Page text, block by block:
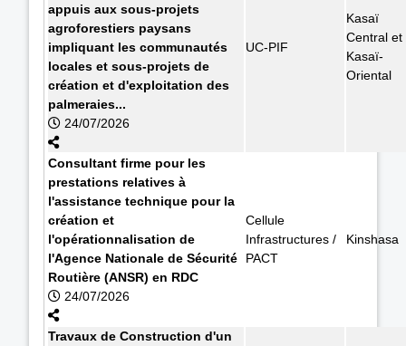
appuis aux sous-projets
agroforestiers paysans
impliquant les communautés
locales et sous-projets de
création et d'exploitation des
palmeraies...
24/07/2026
UC-PIF
Kasaï
Central et
Kasaï-
Oriental
Consultant firme pour les
prestations relatives à
l'assistance technique pour la
création et
l'opérationnalisation de
l'Agence Nationale de Sécurité
Routière (ANSR) en RDC
24/07/2026
Cellule
Infrastructures /
PACT
Kinshasa
Travaux de Construction d'un